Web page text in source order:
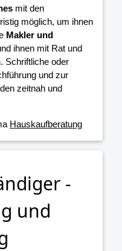
mit den
möglich, um ihnen
Makler und
ihnen mit Rat und
Schriftliche oder
und zur
zeitnah und
Hauskaufberatung
-
und